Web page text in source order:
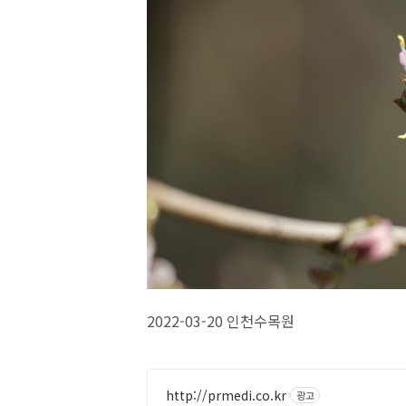
2022-03-20 인천수목원
http://prmedi.co.kr 광고